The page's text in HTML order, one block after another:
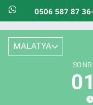
0506 587 87
MALATYA